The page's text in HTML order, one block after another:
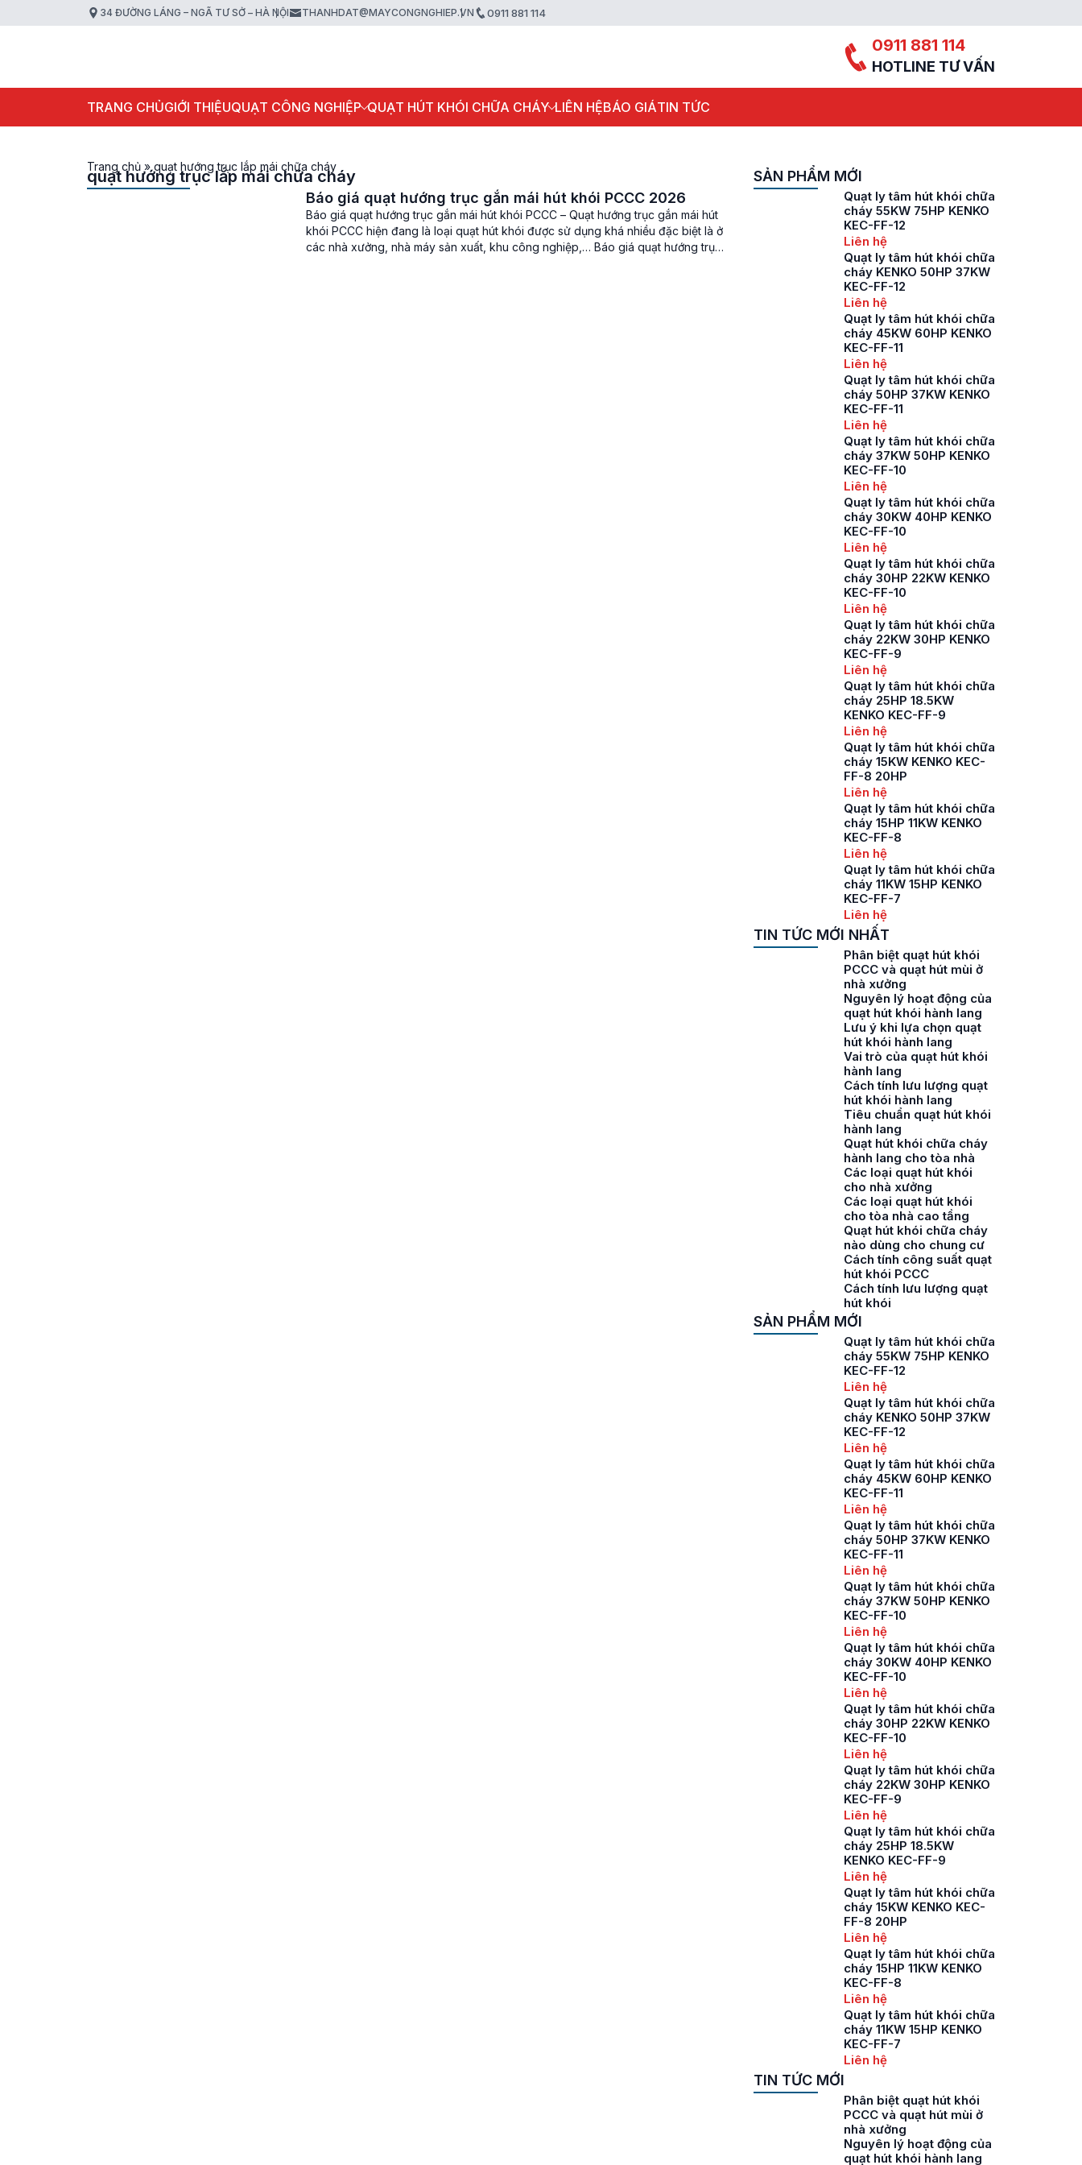
34 ĐƯỜNG LÁNG – NGÃ TƯ SỞ – HÀ NỘI THANHDAT@MAYCONGNGHIEP.VN 0911 881 114
0911 881 114
HOTLINE TƯ VẤN
TRANG CHỦGIỚI THIỆUQUẠT CÔNG NGHIỆP QUẠT HÚT KHÓI CHỮA CHÁY LIÊN HỆBÁO GIÁTIN TỨC
Trang chủ »quạt hướng trục lắp mái chữa cháy
quạt hướng trục lắp mái chữa cháy
Báo giá quạt hướng trục gắn mái hút khói PCCC 2026
Báo giá quạt hướng trục gắn mái hút khói PCCC – Quạt hướng trục gắn mái hút
khói PCCC hiện đang là loại quạt hút khói được sử dụng khá nhiều đặc biệt là ở
các nhà xưởng, nhà máy sản xuất, khu công nghiệp,… Báo giá quạt hướng trục
SẢN PHẨM MỚI
Quạt ly tâm hút khói chữa
cháy 55KW 75HP KENKO
KEC-FF-12
Liên hệ
Quạt ly tâm hút khói chữa
cháy KENKO 50HP 37KW
KEC-FF-12
Liên hệ
Quạt ly tâm hút khói chữa
cháy 45KW 60HP KENKO
KEC-FF-11
Liên hệ
Quạt ly tâm hút khói chữa
cháy 50HP 37KW KENKO
KEC-FF-11
Liên hệ
Quạt ly tâm hút khói chữa
cháy 37KW 50HP KENKO
KEC-FF-10
Liên hệ
Quạt ly tâm hút khói chữa
cháy 30KW 40HP KENKO
KEC-FF-10
Liên hệ
Quạt ly tâm hút khói chữa
cháy 30HP 22KW KENKO
KEC-FF-10
Liên hệ
Quạt ly tâm hút khói chữa
cháy 22KW 30HP KENKO
KEC-FF-9
Liên hệ
Quạt ly tâm hút khói chữa
cháy 25HP 18.5KW
KENKO KEC-FF-9
Liên hệ
Quạt ly tâm hút khói chữa
cháy 15KW KENKO KEC-
FF-8 20HP
Liên hệ
Quạt ly tâm hút khói chữa
cháy 15HP 11KW KENKO
KEC-FF-8
Liên hệ
Quạt ly tâm hút khói chữa
cháy 11KW 15HP KENKO
KEC-FF-7
Liên hệ
TIN TỨC MỚI NHẤT
Phân biệt quạt hút khói
PCCC và quạt hút mùi ở
nhà xưởng
Nguyên lý hoạt động của
quạt hút khói hành lang
Lưu ý khi lựa chọn quạt
hút khói hành lang
Vai trò của quạt hút khói
hành lang
Cách tính lưu lượng quạt
hút khói hành lang
Tiêu chuẩn quạt hút khói
hành lang
Quạt hút khói chữa cháy
hành lang cho tòa nhà
Các loại quạt hút khói
cho nhà xưởng
Các loại quạt hút khói
cho tòa nhà cao tầng
Quạt hút khói chữa cháy
nào dùng cho chung cư
Cách tính công suất quạt
hút khói PCCC
Cách tính lưu lượng quạt
hút khói
SẢN PHẨM MỚI
Quạt ly tâm hút khói chữa
cháy 55KW 75HP KENKO
KEC-FF-12
Liên hệ
Quạt ly tâm hút khói chữa
cháy KENKO 50HP 37KW
KEC-FF-12
Liên hệ
Quạt ly tâm hút khói chữa
cháy 45KW 60HP KENKO
KEC-FF-11
Liên hệ
Quạt ly tâm hút khói chữa
cháy 50HP 37KW KENKO
KEC-FF-11
Liên hệ
Quạt ly tâm hút khói chữa
cháy 37KW 50HP KENKO
KEC-FF-10
Liên hệ
Quạt ly tâm hút khói chữa
cháy 30KW 40HP KENKO
KEC-FF-10
Liên hệ
Quạt ly tâm hút khói chữa
cháy 30HP 22KW KENKO
KEC-FF-10
Liên hệ
Quạt ly tâm hút khói chữa
cháy 22KW 30HP KENKO
KEC-FF-9
Liên hệ
Quạt ly tâm hút khói chữa
cháy 25HP 18.5KW
KENKO KEC-FF-9
Liên hệ
Quạt ly tâm hút khói chữa
cháy 15KW KENKO KEC-
FF-8 20HP
Liên hệ
Quạt ly tâm hút khói chữa
cháy 15HP 11KW KENKO
KEC-FF-8
Liên hệ
Quạt ly tâm hút khói chữa
cháy 11KW 15HP KENKO
KEC-FF-7
Liên hệ
TIN TỨC MỚI
Phân biệt quạt hút khói
PCCC và quạt hút mùi ở
nhà xưởng
Nguyên lý hoạt động của
quạt hút khói hành lang